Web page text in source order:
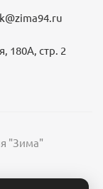
180А, стр. 2
"Зима"